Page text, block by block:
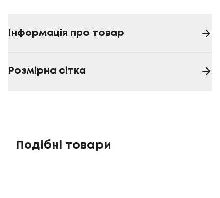
Інформація про товар
Розмірна сітка
Подібні товари